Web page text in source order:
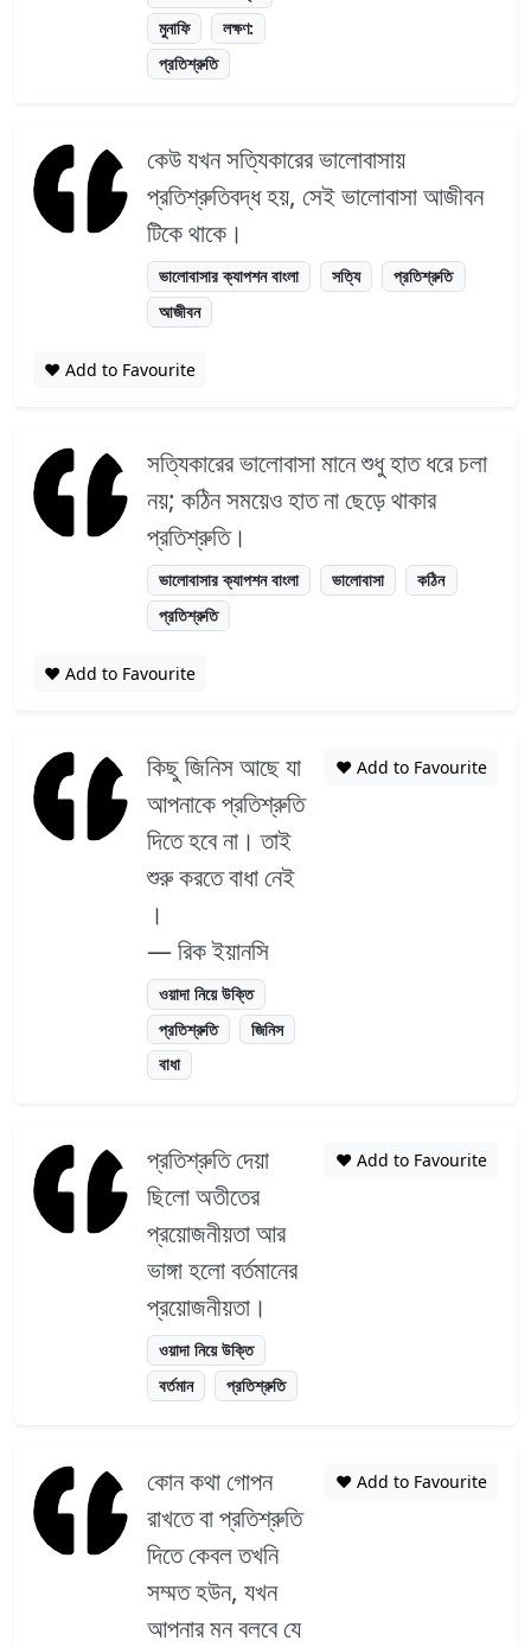
মুনাফি
লক্ষণ:
প্রতিশ্রুতি
কেউ যখন সত্যিকারের ভালোবাসায়
প্রতিশ্রুতিবদ্ধ হয়, সেই ভালোবাসা আজীবন
টিকে থাকে।
ভালোবাসার ক্যাপশন বাংলা সত্যি
প্রতিশ্রুতি
আজীবন
❤️ Add to Favourite
সত্যিকারের ভালোবাসা মানে শুধু হাত ধরে চলা
নয়; কঠিন সময়েও হাত না ছেড়ে থাকার
প্রতিশ্রুতি।
ভালোবাসার ক্যাপশন বাংলা ভালোবাসা
কঠিন
প্রতিশ্রুতি
❤️ Add to Favourite
কিছু জিনিস আছে যা
আপনাকে প্রতিশ্রুতি
দিতে হবে না। তাই
শুরু করতে বাধা নেই
।
— রিক ইয়ানসি
ওয়াদা নিয়ে উক্তি
প্রতিশ্রুতি
জিনিস
বাধা
❤️ Add to Favourite
প্রতিশ্রুতি দেয়া
ছিলো অতীতের
প্রয়োজনীয়তা আর
ভাঙ্গা হলো বর্তমানের
প্রয়োজনীয়তা।
ওয়াদা নিয়ে উক্তি
বর্তমান
প্রতিশ্রুতি
❤️ Add to Favourite
কোন কথা গোপন
রাখতে বা প্রতিশ্রুতি
দিতে কেবল তখনি
সম্মত হউন, যখন
আপনার মন বলবে যে
❤️ Add to Favourite